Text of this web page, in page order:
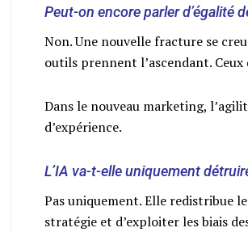
Peut-on encore parler d’égalité
Non. Une nouvelle fracture se
outils prennent l’ascendant.
Dans le nouveau marketing,
d’expérience.
L’IA va-t-elle uniquement
Pas uniquement. Elle redistribue
stratégie et d’exploiter les biais